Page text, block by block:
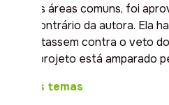
uso das áreas comuns, foi
voto contrário da autora. Ela
que votassem contra o veto
que o projeto está amparado
Outros temas